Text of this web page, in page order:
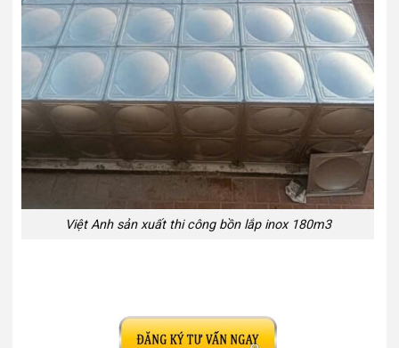
Việt Anh sản xuất thi công bồn lắp inox 180m3